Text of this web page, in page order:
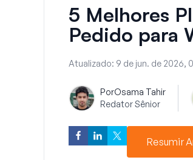
5 Melhores
Pedido para
Atualizado: 9 de jun. de 2026,
PorOsama Tahir
Redator Sênior
Resumir